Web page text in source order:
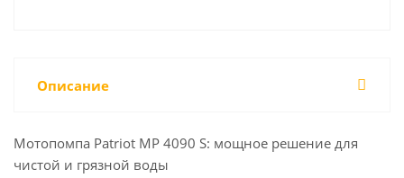
Описание
Мотопомпа Patriot MP 4090 S: мощное решение для
чистой и грязной воды